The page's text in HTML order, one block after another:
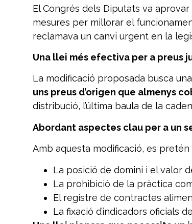
El Congrés dels Diputats va
mesures per millorar el
reclamava un canvi urgent en la
Una llei més efectiva per a preus
La modificació proposada busca
uns preus d’origen que almenys
distribució, l’última baula de la
Abordant aspectes clau per a un
Amb aquesta modificació, es
La posició de domini i el valor
La prohibició de la pràctica
El registre de contractes
La fixació d’indicadors oficials